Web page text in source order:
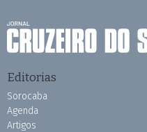
Editorias
Sorocaba
Agenda
Artigos